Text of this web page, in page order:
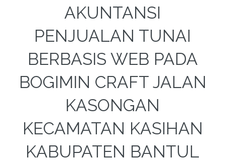
AKUNTANSI
PENJUALAN TUNAI
BERBASIS WEB PADA
BOGIMIN CRAFT JALAN
KASONGAN
KECAMATAN KASIHAN
KABUPATEN BANTUL